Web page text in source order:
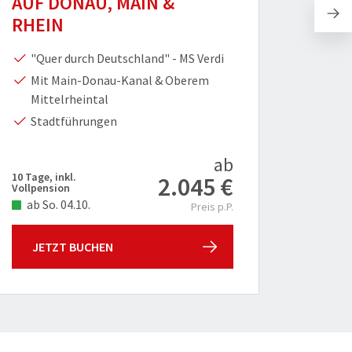
RHEIN
"Quer durch Deutschland" - MS Verdi
Mit Main-Donau-Kanal & Oberem
Mittelrheintal
Stadtführungen
10 Tage, inkl.
Vollpension
ab So. 04.10.
ab
2.045 €
Preis p.P.
JETZT BUCHEN